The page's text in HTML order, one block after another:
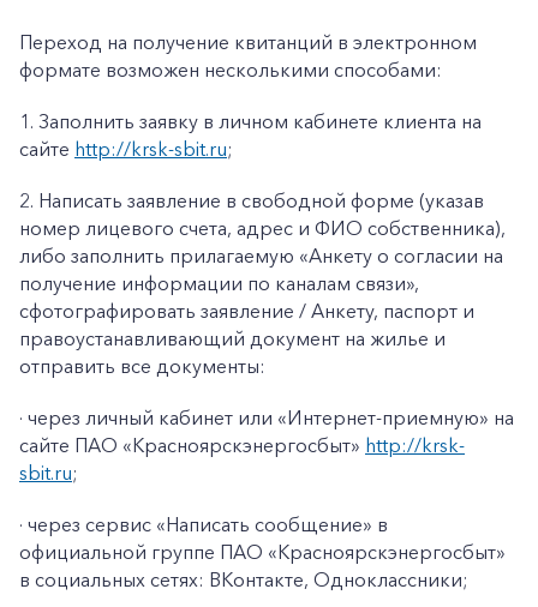
Переход на получение квитанций в электронном
формате возможен несколькими способами:
1. Заполнить заявку в личном кабинете клиента на
сайте http://krsk-sbit.ru;
2. Написать заявление в свободной форме (указав
номер лицевого счета, адрес и ФИО собственника),
либо заполнить прилагаемую «Анкету о согласии на
получение информации по каналам связи»,
сфотографировать заявление / Анкету, паспорт и
правоустанавливающий документ на жилье и
отправить все документы:
· через личный кабинет или «Интернет-приемную» на
сайте ПАО «Красноярскэнергосбыт» http://krsk-
sbit.ru;
· через сервис «Написать сообщение» в
официальной группе ПАО «Красноярскэнергосбыт»
в социальных сетях: ВКонтакте, Одноклассники;